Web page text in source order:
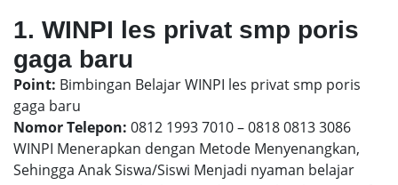
1. WINPI les privat smp poris
gaga baru
Point: Bimbingan Belajar WINPI les privat smp poris
gaga baru
Nomor Telepon: 0812 1993 7010 – 0818 0813 3086
WINPI Menerapkan dengan Metode Menyenangkan,
Sehingga Anak Siswa/Siswi Menjadi nyaman belajar